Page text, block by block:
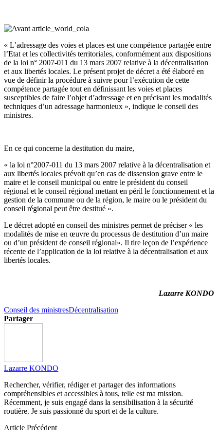
« L’adressage des voies et places est une compétence partagée entre
l’Etat et les collectivités territoriales, conformément aux dispositions
de la loi n° 2007-011 du 13 mars 2007 relative à la décentralisation
et aux libertés locales. Le présent projet de décret a été élaboré en
vue de définir la procédure à suivre pour l’exécution de cette
compétence partagée tout en définissant les voies et places
susceptibles de faire l’objet d’adressage et en précisant les modalités
techniques d’un adressage harmonieux », indique le conseil des
ministres.
En ce qui concerne la destitution du maire,
« la loi n°2007-011 du 13 mars 2007 relative à la décentralisation et
aux libertés locales prévoit qu’en cas de dissension grave entre le
maire et le conseil municipal ou entre le président du conseil
régional et le conseil régional mettant en péril le fonctionnement et la
gestion de la commune ou de la région, le maire ou le président du
conseil régional peut être destitué ».
Le décret adopté en conseil des ministres permet de préciser « les
modalités de mise en œuvre du processus de destitution d’un maire
ou d’un président de conseil régional». Il tire leçon de l’expérience
récente de l’application de la loi relative à la décentralisation et aux
libertés locales.
Lazarre KONDO
Conseil des ministresDécentralisation
Partager
Lazarre KONDO
Rechercher, vérifier, rédiger et partager des informations
compréhensibles et accessibles à tous, telle est ma mission.
Récemment, je suis engagé dans la sensibilisation à la sécurité
routière. Je suis passionné du sport et de la culture.
Article Précédent